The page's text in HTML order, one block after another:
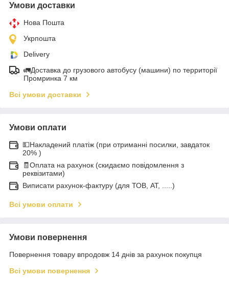
Умови доставки
Нова Пошта
Укрпошта
Delivery
🚛Доставка до грузового автобусу (машини) по территорії
Промринка 7 км
Всі умови доставки
Умови оплати
💵Накладений платіж (при отриманні посилки, завдаток
20% )
🧾Оплата на рахунок (скидаємо повідомлення з
реквізитами)
Виписати рахунок-фактуру (для ТОВ, АТ, .....)
Всі умови оплати
Умови повернення
Повернення товару впродовж 14 днів за рахунок покупця
Всі умови повернення